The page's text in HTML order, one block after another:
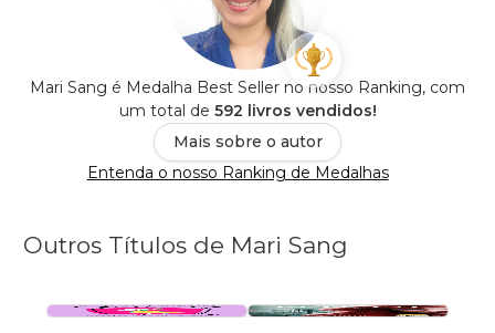
Mari Sang é Medalha Best Seller no nosso Ranking, com
um total de 592 livros vendidos!
Mais sobre o autor
Entenda o nosso Ranking de Medalhas
Outros Títulos de Mari Sang